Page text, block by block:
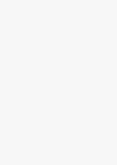
Investir